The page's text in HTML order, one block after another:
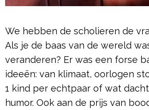
We hebben de scholieren de
Als je de baas van de wereld
veranderen? Er was een forse
ideeën: van klimaat, oorlogen
1 kind per echtpaar of wat
humor. Ook aan de prijs van